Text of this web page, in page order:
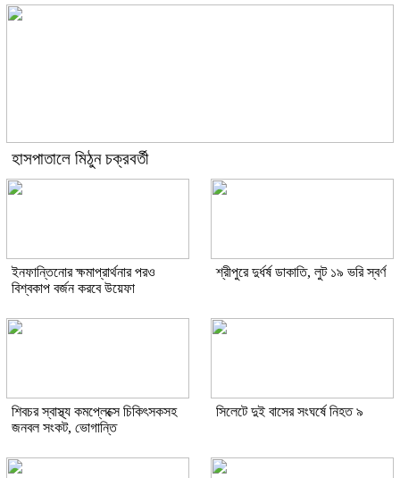
হাসপাতালে মিঠুন চক্রবর্তী
ইনফান্তিনোর ক্ষমাপ্রার্থনার পরও
বিশ্বকাপ বর্জন করবে উয়েফা
শ্রীপুরে দুর্ধর্ষ ডাকাতি, লুট ১৯ ভরি স্বর্ণ
শিবচর স্বাস্থ্য কমপ্লেক্সে চিকিৎসকসহ
জনবল সংকট, ভোগান্তি
সিলেটে দুই বাসের সংঘর্ষে নিহত ৯